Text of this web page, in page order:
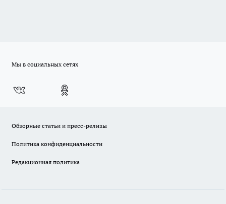
Мы в социальных сетях
Обзорные статьи и пресс-релизы
Политика конфиденциальности
Редакционная политика